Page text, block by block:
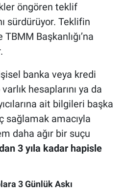
öngören teklif
sürdürüyor. Teklifin
Başkanlığı’na
banka veya kredi
hesaplarını ya da
ait bilgileri başka
sağlamak amacıyla
daha ağır bir suçu
3 yıla kadar hapisle
3 Günlük Askı